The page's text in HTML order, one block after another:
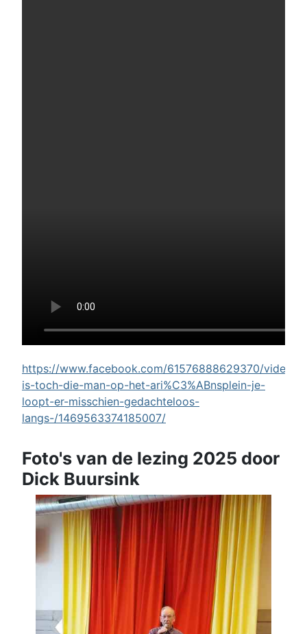
https://www.facebook.com/61576888629370/videos/
is-toch-die-man-op-het-ari%C3%ABnsplein-je-
loopt-er-misschien-gedachteloos-
langs-/1469563374185007/
Foto's van de lezing 2025 door
Dick Buursink